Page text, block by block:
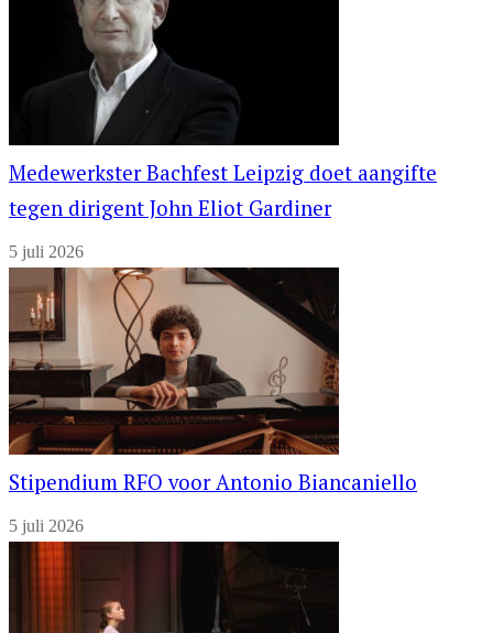
Medewerkster Bachfest Leipzig doet aangifte
tegen dirigent John Eliot Gardiner
5 juli 2026
Stipendium RFO voor Antonio Biancaniello
5 juli 2026